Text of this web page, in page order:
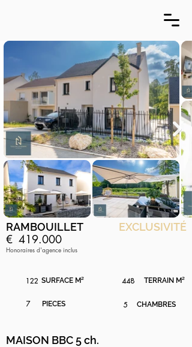
RAMBOUILLET EXCLUSIVITÉ
€ 419.000
Honoraires d'agence inclus
122 SURFACE M²
7 PIECES
TERRAIN M²
448
5 CHAMBRES
MAISON BBC 5 ch.